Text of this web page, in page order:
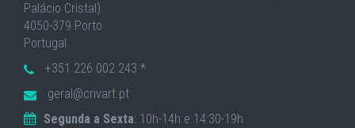
Palácio Cristal)
4050-379 Porto
Portugal
+351 226 002 243 *
geral@crivart.pt
Segunda a Sexta: 10h-14h e 14:30-19h